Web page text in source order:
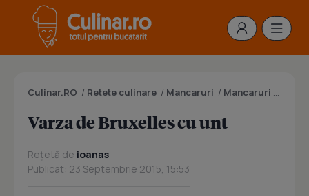
Culinar.RO / Retete culinare / Mancaruri / Mancaruri cu varza
Varza de Bruxelles cu unt
Rețetă de ioanas
Publicat: 23 Septembrie 2015, 15:53